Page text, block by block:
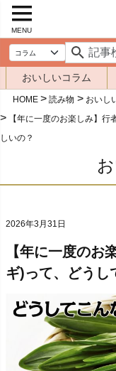
MENU
おいしいコラム
HOME 読み物 おいし
【年に一度のお楽しみ】
しいの？
2026年3月31日
【年に一度のお
ギ)って、どうし